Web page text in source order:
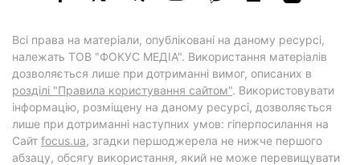
Всі права на матеріали, опубліковані на даному ресурсі,
належать ТОВ "ФОКУС МЕДІА". Використання матеріалів
дозволяється лише при дотриманні вимог, описаних в
розділі "Правила користування сайтом". Використовувати
інформацію, розміщену на даному ресурсі, дозволяється
лише при дотриманні наступних умов: гіперпосилання на
Cайт focus.ua, згадки першоджерела не нижче першого
абзацу, обсягу використання, який не може перевищувати